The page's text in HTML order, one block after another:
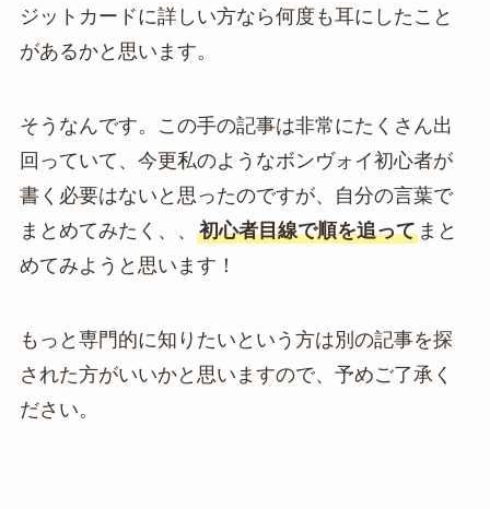
ジットカードに詳しい方なら何度も耳にしたこと
があるかと思います。
そうなんです。この手の記事は非常にたくさん出
回っていて、今更私のようなボンヴォイ初心者が
書く必要はないと思ったのですが、自分の言葉で
まとめてみたく、、 初心者目線で順を追ってまと
めてみようと思います！
もっと専門的に知りたいという方は別の記事を探
された方がいいかと思いますので、予めご了承く
ださい。